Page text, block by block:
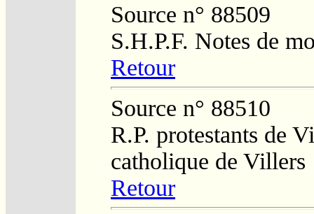
Source n° 88509
S.H.P.F. Notes de
Retour
Source n° 88510
R.P. protestants de
catholique de Villers
Retour